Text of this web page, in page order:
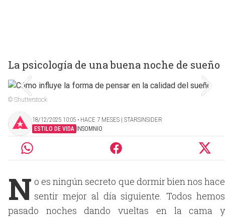
La psicología de una buena noche de sueño
© Shutterstock
18/12/2025 10:05 ‧ HACE 7 MESES | STARSINSIDER
ESTILO DE VIDA INSOMNIO
N o es ningún secreto que dormir bien nos hace
sentir mejor al día siguiente. Todos hemos
pasado noches dando vueltas en la cama y